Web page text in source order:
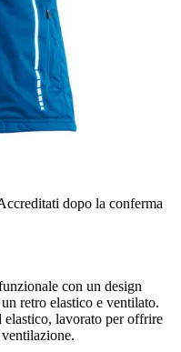
dopo la conferma
con un design
retro elastico e ventilato.
elastico, lavorato per offrire